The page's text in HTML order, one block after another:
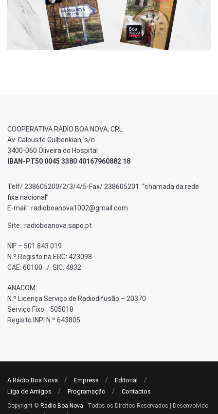
COOPERATIVA RÁDIO BOA NOVA, CRL
Av. Calouste Gulbenkian, s/n
3400-060 Oliveira do Hospital
IBAN-PT50 0045 3380 40167960882 18
Telf/ 238605200/2/3/4/5-Fax/ 238605201 “chamada da rede
fixa nacional”
E-mail: radioboanova1002@gmail.com
Site: radioboanova.sapo.pt
NIF – 501 843 019
N.º Registo na ERC: 423098
CAE: 60100 / SIC: 4832
ANACOM:
N.º Licença Serviço de Radiodifusão – 20370
Serviço Fixo : 505018
Registo INPI N.º 643805
A Rádio Boa Nova Empresa
Editorial
Liga de Amigos
Programação Contactos
Copyright © Radio Boa Nova - Todos os Direitos Reservados | Desenvolvido